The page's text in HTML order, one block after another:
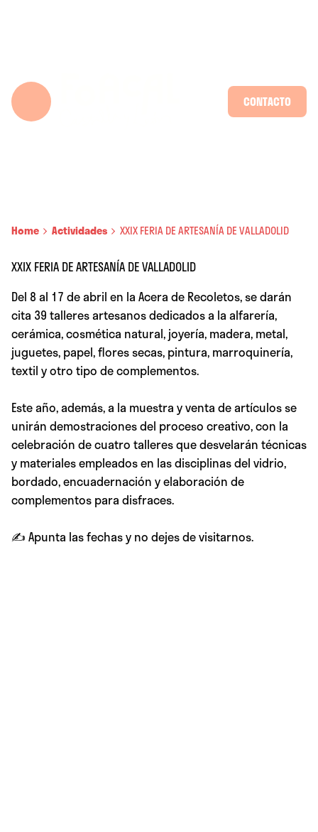
CONTACTO
Home Actividades XXIX FERIA DE ARTESANÍA DE VALLADOLID
XXIX FERIA DE ARTESANÍA DE VALLADOLID
⁣Del 8 al 17 de abril en la Acera de Recoletos, se darán
cita 39 talleres artesanos dedicados a la alfarería,
cerámica, cosmética natural, joyería, madera, metal,
juguetes, papel, flores secas, pintura, marroquinería,
textil y otro tipo de complementos.⁣
Este año, además, a la muestra y venta de artículos se
unirán demostraciones del proceso creativo, con la
celebración de cuatro talleres que desvelarán técnicas
y materiales empleados en las disciplinas del vidrio,
bordado, encuadernación y elaboración de
complementos para disfraces.⁣
✍️ Apunta las fechas y no dejes de visitarnos.⁣